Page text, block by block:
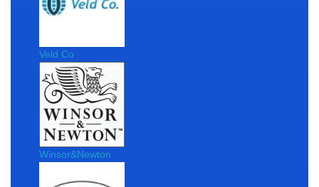
Veld Co
Winsor&Newton